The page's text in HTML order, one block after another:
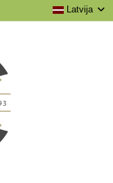
Latvija